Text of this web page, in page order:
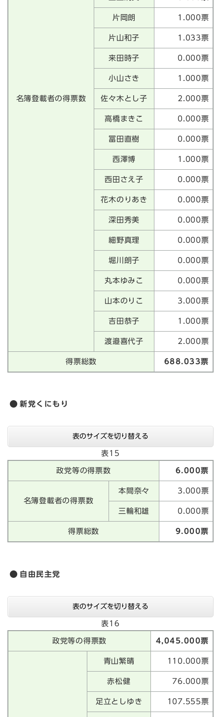
名簿登載者の得票数
片岡朗 1.000票
片山和子 1.033票
来田時子 0.000票
小山さき 1.000票
佐々木とし子 2.000票
高橋まきこ 0.000票
冨田直樹 0.000票
西澤博 1.000票
西田さえ子 0.000票
花木のりあき 0.000票
深田秀美 0.000票
細野真理 0.000票
堀川朗子 0.000票
丸本ゆみこ 0.000票
山本のりこ 3.000票
吉田恭子 1.000票
渡邉喜代子 2.000票
得票総数 688.033票
新党くにもり
表のサイズを切り替える
表15
政党等の得票数 6.000票
名簿登載者の得票数
本間奈々 3.000票
三輪和雄 0.000票
得票総数 9.000票
自由民主党
表のサイズを切り替える
表16
政党等の得票数 4,045.000票
青山繁晴 110.000票
赤松健 76.000票
足立としゆき 107.555票